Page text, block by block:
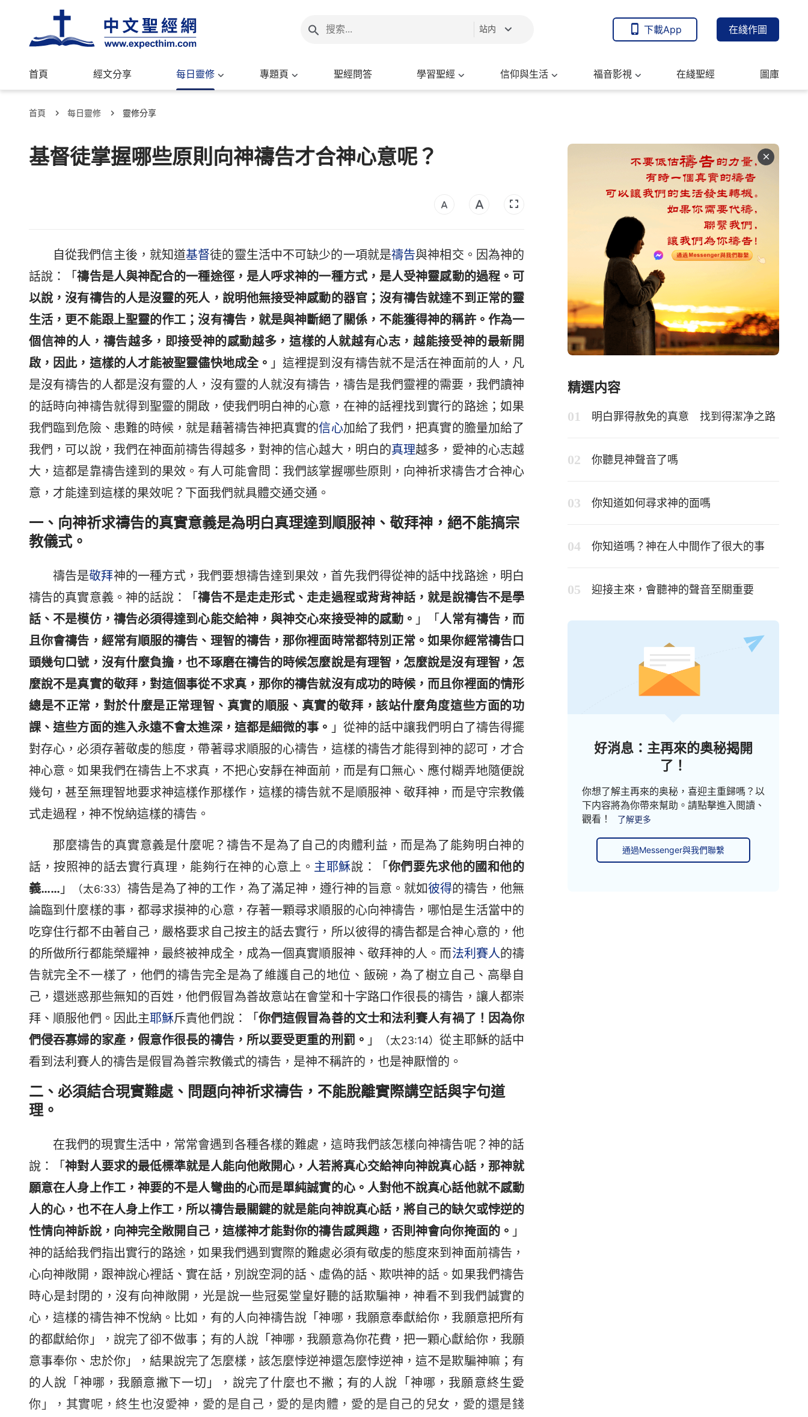
站内 下載App 在綫作圖
首頁 經文分享 每日靈修 專題頁 聖經問答 學習聖經 信仰與生活 福音影視 在綫聖經 圖庫
首頁 每日靈修 靈修分享
基督徒掌握哪些原則向神禱告才合神心意呢？
自從我們信主後，就知道基督徒的靈生活中不可缺少的一項就是禱告與神相交。因為神的
話說：「禱告是人與神配合的一種途徑，是人呼求神的一種方式，是人受神靈感動的過程。可
以說，沒有禱告的人是沒靈的死人，說明他無接受神感動的器官；沒有禱告就達不到正常的靈
生活，更不能跟上聖靈的作工；沒有禱告，就是與神斷絕了關係，不能獲得神的稱許。作為一
個信神的人，禱告越多，即接受神的感動越多，這樣的人就越有心志，越能接受神的最新開
啟，因此，這樣的人才能被聖靈儘快地成全。 」這裡提到沒有禱告就不是活在神面前的人，凡
是沒有禱告的人都是沒有靈的人，沒有靈的人就沒有禱告，禱告是我們靈裡的需要，我們讀神
的話時向神禱告就得到聖靈的開啟，使我們明白神的心意，在神的話裡找到實行的路途；如果
我們臨到危險、患難的時候，就是藉著禱告神把真實的信心加給了我們，把真實的膽量加給了
我們，可以說，我們在神面前禱告得越多，對神的信心越大，明白的真理越多，愛神的心志越
大，這都是靠禱告達到的果效。有人可能會問：我們該掌握哪些原則，向神祈求禱告才合神心
意，才能達到這樣的果效呢？下面我們就具體交通交通。
一、向神祈求禱告的真實意義是為明白真理達到順服神、敬拜神，絕不能搞宗
教儀式。
禱告是敬拜神的一種方式，我們要想禱告達到果效，首先我們得從神的話中找路途，明白
禱告的真實意義。神的話說：「禱告不是走走形式、走走過程或背背神話，就是說禱告不是學
話、不是模仿，禱告必須得達到心能交給神，與神交心來接受神的感動。 」「人常有禱告，而
且你會禱告，經常有順服的禱告、理智的禱告，那你裡面時常都特別正常。如果你經常禱告口
頭幾句口號，沒有什麼負擔，也不琢磨在禱告的時候怎麼說是有理智，怎麼說是沒有理智，怎
麼說不是真實的敬拜，對這個事從不求真，那你的禱告就沒有成功的時候，而且你裡面的情形
總是不正常，對於什麼是正常理智、真實的順服、真實的敬拜，該站什麼角度這些方面的功
課、這些方面的進入永遠不會太進深，這都是細微的事。 」從神的話中讓我們明白了禱告得擺
對存心，必須存著敬虔的態度，帶著尋求順服的心禱告，這樣的禱告才能得到神的認可，才合
神心意。如果我們在禱告上不求真，不把心安靜在神面前，而是有口無心、應付糊弄地隨便說
幾句，甚至無理智地要求神這樣作那樣作，這樣的禱告就不是順服神、敬拜神，而是守宗教儀
式走過程，神不悅納這樣的禱告。
那麼禱告的真實意義是什麼呢？禱告不是為了自己的肉體利益，而是為了能夠明白神的
話，按照神的話去實行真理，能夠行在神的心意上。 主耶穌說：「 你們要先求他的國和他的
義…… 」 （太6:33） 禱告是為了神的工作，為了滿足神，遵行神的旨意。就如彼得的禱告，他無
論臨到什麼樣的事，都尋求摸神的心意，存著一顆尋求順服的心向神禱告，哪怕是生活當中的
吃穿住行都不由著自己，嚴格要求自己按主的話去實行，所以彼得的禱告都是合神心意的，他
的所做所行都能榮耀神，最終被神成全，成為一個真實順服神、敬拜神的人。而法利賽人的禱
告就完全不一樣了，他們的禱告完全是為了維護自己的地位、飯碗，為了樹立自己、高舉自
己，還迷惑那些無知的百姓，他們假冒為善故意站在會堂和十字路口作很長的禱告，讓人都崇
拜、順服他們。因此主耶穌斥責他們說：「 你們這假冒為善的文士和法利賽人有禍了！因為你
們侵吞寡婦的家產，假意作很長的禱告，所以要受更重的刑罰。 」 （太23:14）從主耶穌的話中
看到法利賽人的禱告是假冒為善宗教儀式的禱告，是神不稱許的，也是神厭憎的。
二、必須結合現實難處、問題向神祈求禱告，不能脫離實際講空話與字句道
理。
在我們的現實生活中，常常會遇到各種各樣的難處，這時我們該怎樣向神禱告呢？神的話
說：「神對人要求的最低標準就是人能向他敞開心，人若將真心交給神向神說真心話，那神就
願意在人身上作工，神要的不是人彎曲的心而是單純誠實的心。人對他不說真心話他就不感動
人的心，也不在人身上作工，所以禱告最關鍵的就是能向神說真心話，將自己的缺欠或悖逆的
性情向神訴說，向神完全敞開自己，這樣神才能對你的禱告感興趣，否則神會向你掩面的。 」
神的話給我們指出實行的路途，如果我們遇到實際的難處必須有敬虔的態度來到神面前禱告，
心向神敞開，跟神說心裡話、實在話，別說空洞的話、虛偽的話、欺哄神的話。如果我們禱告
時心是封閉的，沒有向神敞開，光是說一些冠冕堂皇好聽的話欺騙神，神看不到我們誠實的
心，這樣的禱告神不悅納。比如，有的人向神禱告說「神哪，我願意奉獻給你，我願意把所有
的都獻給你」，說完了卻不做事；有的人說「神哪，我願意為你花費，把一顆心獻給你，我願
意事奉你、忠於你」，結果說完了怎麼樣，該怎麼悖逆神還怎麼悖逆神，這不是欺騙神嘛；有
的人說「神哪，我願意撇下一切」，說完了什麼也不撇；有的人說「神哪，我願意終生愛
你」，其實呢，終生也沒愛神，愛的是自己，愛的是肉體，愛的是自己的兒女，愛的還是錢
精選内容
明白罪得赦免的真意 找到得潔净之路
你聽見神聲音了嗎
你知道如何尋求神的面嗎
你知道嗎？神在人中間作了很大的事
迎接主來，會聽神的聲音至關重要
好消息：主再來的奥秘揭開
了！
你想了解主再來的奥秘，喜迎主重歸嗎？以
下内容將為你帶來幫助。請點擊進入閲讀、
觀看！
了解更多
通過Messenger與我們聯繫